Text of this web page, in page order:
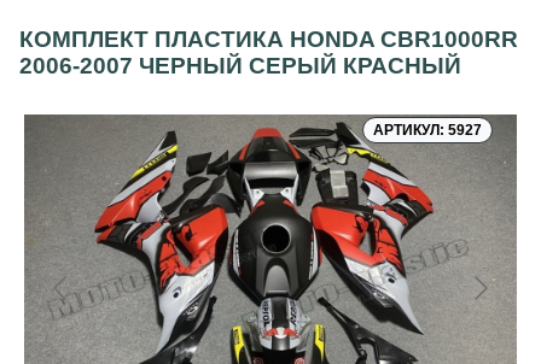
КОМПЛЕКТ ПЛАСТИКА HONDA CBR1000RR
2006-2007 ЧЕРНЫЙ СЕРЫЙ КРАСНЫЙ
АРТИКУЛ: 5927